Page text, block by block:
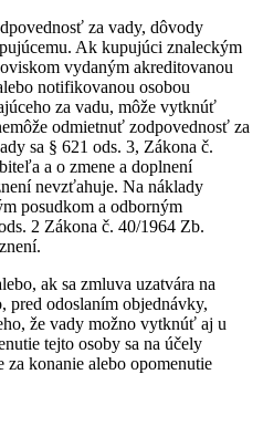
za vady, dôvody
Ak kupujúci znaleckým
vydaným akreditovanou
notifikovanou osobou
za vadu, môže vytknúť
odmietnuť zodpovednosť za
sa § 621 ods. 3, Zákona č.
a o zmene a doplnení
nevzťahuje. Na náklady
posudkom a odborným
2 Zákona č. 40/1964 Zb.
ak sa zmluva uzatvára na
pred odoslaním objednávky,
že vady možno vytknúť aj u
tejto osoby sa na účely
konanie alebo opomenutie